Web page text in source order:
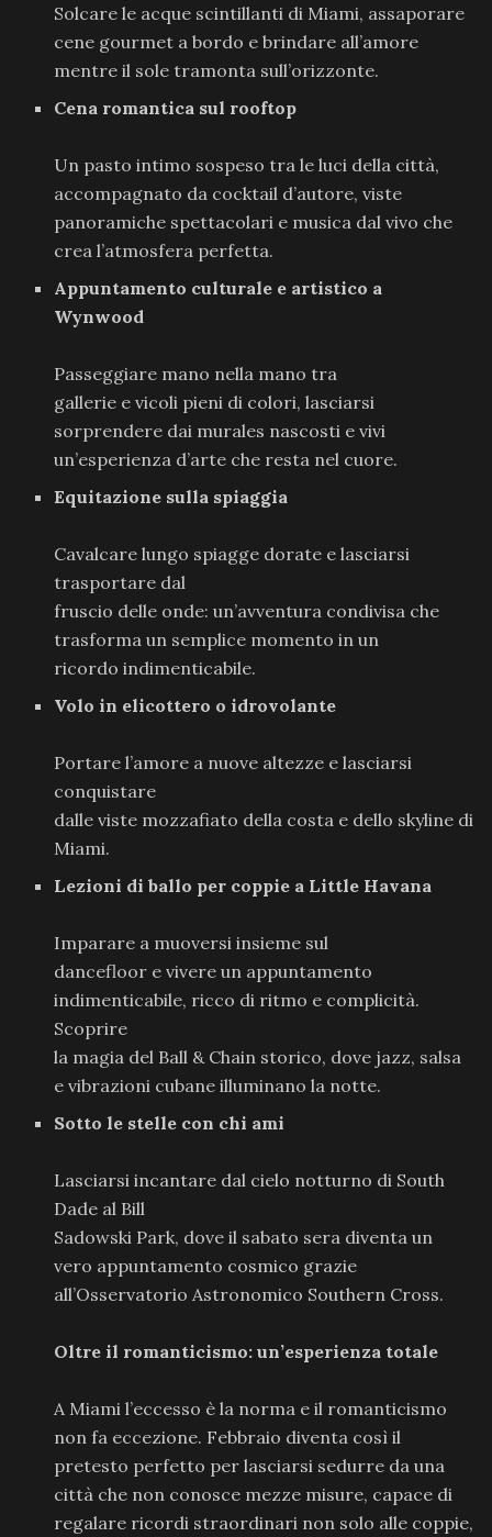
Solcare le acque scintillanti di Miami, assaporare
cene gourmet a bordo e brindare all’amore
mentre il sole tramonta sull’orizzonte.
Cena romantica sul rooftop
Un pasto intimo sospeso tra le luci della città,
accompagnato da cocktail d’autore, viste
panoramiche spettacolari e musica dal vivo che
crea l’atmosfera perfetta.
Appuntamento culturale e artistico a
Wynwood
Passeggiare mano nella mano tra
gallerie e vicoli pieni di colori, lasciarsi
sorprendere dai murales nascosti e vivi
un’esperienza d’arte che resta nel cuore.
Equitazione sulla spiaggia
Cavalcare lungo spiagge dorate e lasciarsi
trasportare dal
fruscio delle onde: un’avventura condivisa che
trasforma un semplice momento in un
ricordo indimenticabile.
Volo in elicottero o idrovolante
Portare l’amore a nuove altezze e lasciarsi
conquistare
dalle viste mozzafiato della costa e dello skyline di
Miami.
Lezioni di ballo per coppie a Little Havana
Imparare a muoversi insieme sul
dancefloor e vivere un appuntamento
indimenticabile, ricco di ritmo e complicità.
Scoprire
la magia del Ball & Chain storico, dove jazz, salsa
e vibrazioni cubane illuminano la notte.
Sotto le stelle con chi ami
Lasciarsi incantare dal cielo notturno di South
Dade al Bill
Sadowski Park, dove il sabato sera diventa un
vero appuntamento cosmico grazie
all’Osservatorio Astronomico Southern Cross.
Oltre il romanticismo: un’esperienza totale
A Miami l’eccesso è la norma e il romanticismo
non fa eccezione. Febbraio diventa così il
pretesto perfetto per lasciarsi sedurre da una
città che non conosce mezze misure, capace di
regalare ricordi straordinari non solo alle coppie,